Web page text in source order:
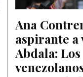
Ana
aspirante a
Abdala: Los